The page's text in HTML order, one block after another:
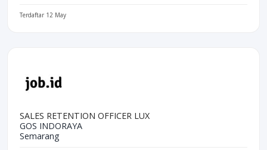
Terdaftar 12 May
SALES RETENTION OFFICER LUX
GOS INDORAYA
Semarang